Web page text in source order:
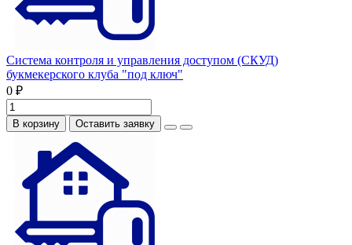
Система контроля и управления доступом (СКУД)
букмекерского клуба "под ключ"
0 ₽
В корзину Оставить заявку